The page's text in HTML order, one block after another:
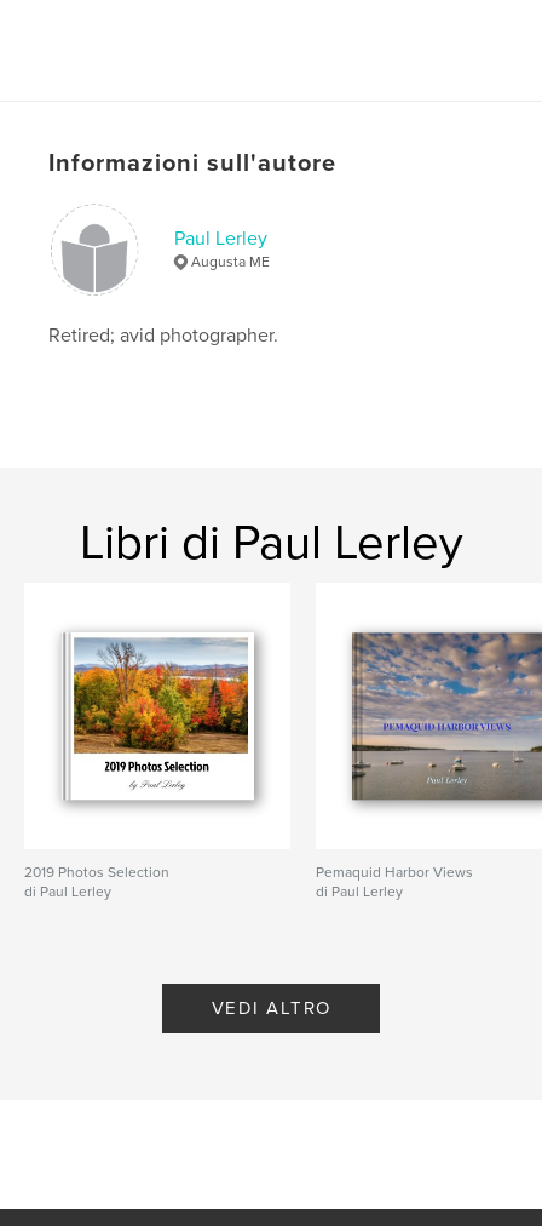
Informazioni sull'autore
Paul Lerley
Augusta ME
Retired; avid photographer.
Libri di Paul Lerley
2019 Photos Selection
di Paul Lerley
Pemaquid Harbor Views
di Paul Lerley
VEDI ALTRO